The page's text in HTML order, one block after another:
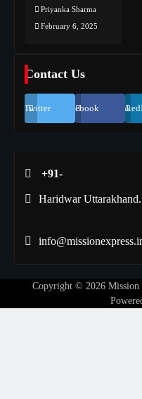
Priyanka Sharma
February 6, 2025
Contact Us
Twitter Facebook
+91-
Haridwar Uttarakhand.
Copyright © 2026 Mission